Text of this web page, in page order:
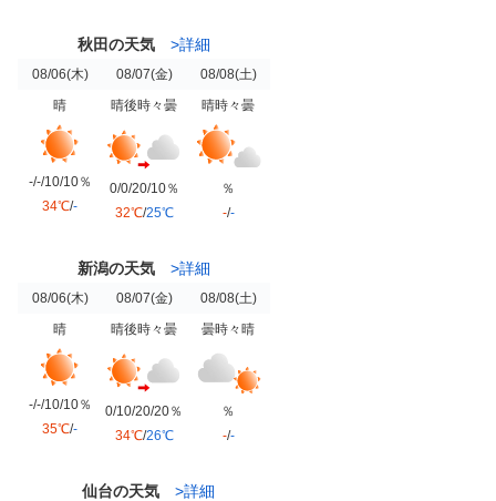
秋田の天気 >詳細
08/06(木) 08/07(金) 08/08(土)
晴
-/-/10/10％
34℃/-
晴後時々曇
0/0/20/10％
32℃/25℃
晴時々曇
％
-/-
新潟の天気 >詳細
08/06(木) 08/07(金) 08/08(土)
晴
-/-/10/10％
35℃/-
晴後時々曇
0/10/20/20％
34℃/26℃
曇時々晴
％
-/-
仙台の天気 >詳細